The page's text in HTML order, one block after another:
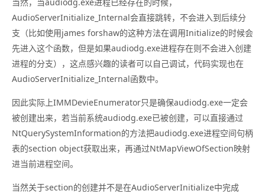
当然，当audiodg.exe进程已经存在的时候，
AudioServerInitialize_Internal会直接跳转，不会进入到后续分
支（比如使用james forshaw的这种方法在调用Initialize的时候会
先进入这个函数，但是如果audiodg.exe进程存在则不会进入创建
进程的分支），这点感兴趣的读者可以自己调试，代码实现也在
AudioServerInitialize_Internal函数中。
因此实际上IMMDevieEnumerator只是确保audiodg.exe一定会
被创建出来，若当前系统audiodg.exe已被创建，可以直接通过
NtQuerySystemInformation的方法把audiodg.exe进程空间句柄
表的section object获取出来，再通过NtMapViewOfSection映射
进当前进程空间。
当然关于section的创建并不是在AudioServerInitialize中完成